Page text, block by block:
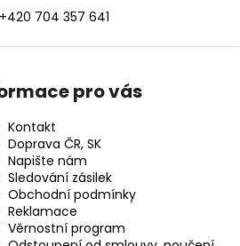
+420 704 357 641
pro vás
Kontakt
Doprava ČR, SK
Napište nám
Sledování zásilek
Obchodní podmínky
Reklamace
Věrnostní program